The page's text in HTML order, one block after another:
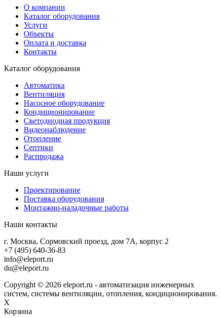
О компании
Каталог оборудования
Услуги
Объекты
Оплата и доставка
Контакты
Каталог оборудования
Автоматика
Вентиляция
Насосное оборудование
Кондиционирование
Светодиодная продукция
Видеонаблюдение
Отопление
Септики
Распродажа
Наши услуги
Проектирование
Поставка оборудования
Монтажно-наладочные работы
Наши контакты
г. Москва, Сормовский проезд, дом 7А, корпус 2
+7 (495) 640-36-83
info@eleport.ru
du@eleport.ru
Copyright © 2026 eleport.ru - автоматизация инженерных
систем, системы вентиляции, отопления, кондиционирования.
X
Корзина